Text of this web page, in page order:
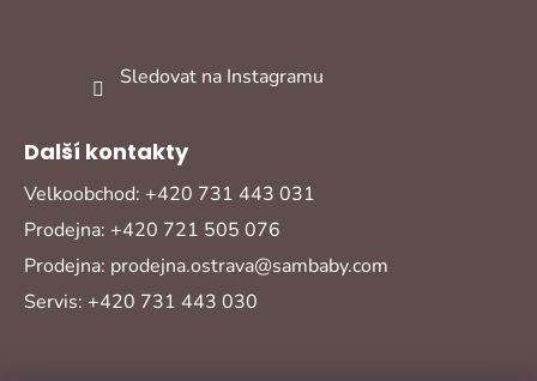
Sledovat na Instagramu
Další kontakty
Velkoobchod: +420 731 443 031
Prodejna: +420 721 505 076
Prodejna: prodejna.ostrava@sambaby.com
Servis: +420 731 443 030